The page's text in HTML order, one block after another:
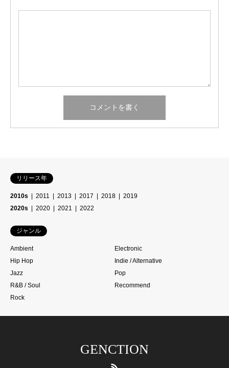
リリース年
2010s 2011 2013 2017 2018
2019
2020s
2020 2021 2022
ジャンル
Ambient
Electronic
Hip Hop
Indie / Alternative
Jazz
Pop
R&B / Soul
Recommend
Rock
GENCTION